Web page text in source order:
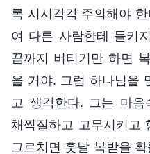
록 시시각각 주의해야
여 다른 사람한테 들키
끝까지 버티기만 하면
을 거야. 그럼 하나님을
고 생각한다. 그는 마
채찍질하고 고무시키고
그르치면 훗날 복받을